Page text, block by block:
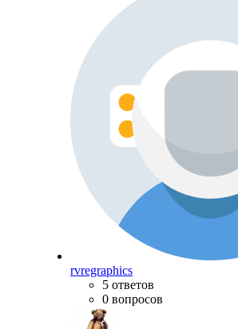
rvregraphics
5 ответов
0 вопросов